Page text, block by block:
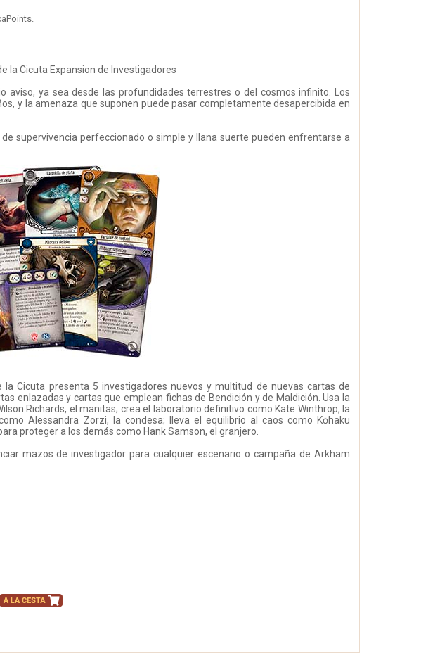
la Cicuta Expansion de Investigadores
aviso, ya sea desde las profundidades terrestres o del cosmos infinito. Los
y la amenaza que suponen puede pasar completamente desapercibida en
supervivencia perfeccionado o simple y llana suerte pueden enfrentarse a
la Cicuta presenta 5 investigadores nuevos y multitud de nuevas cartas de
enlazadas y cartas que emplean fichas de Bendición y de Maldición. Usa la
Richards, el manitas; crea el laboratorio definitivo como Kate Winthrop, la
Alessandra Zorzi, la condesa; lleva el equilibrio al caos como Kōhaku
proteger a los demás como Hank Samson, el granjero.
mazos de investigador para cualquier escenario o campaña de Arkham